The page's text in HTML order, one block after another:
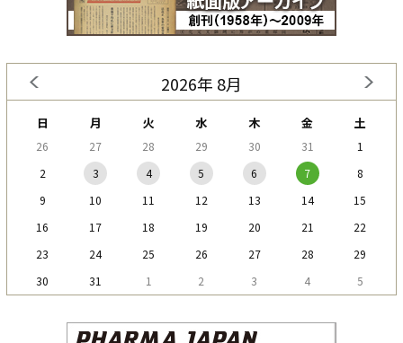
2026年 8月
日 月 火 水 木 金 土
26 27 28 29 30 31
1
2
3 4 5 6 7
8
9
10 11 12 13 14
15
16
17 18 19 20 21
22
23
24 25 26 27 28
29
30
31 1 2 3 4 5